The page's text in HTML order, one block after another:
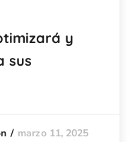
y
sus
marzo 11, 2025